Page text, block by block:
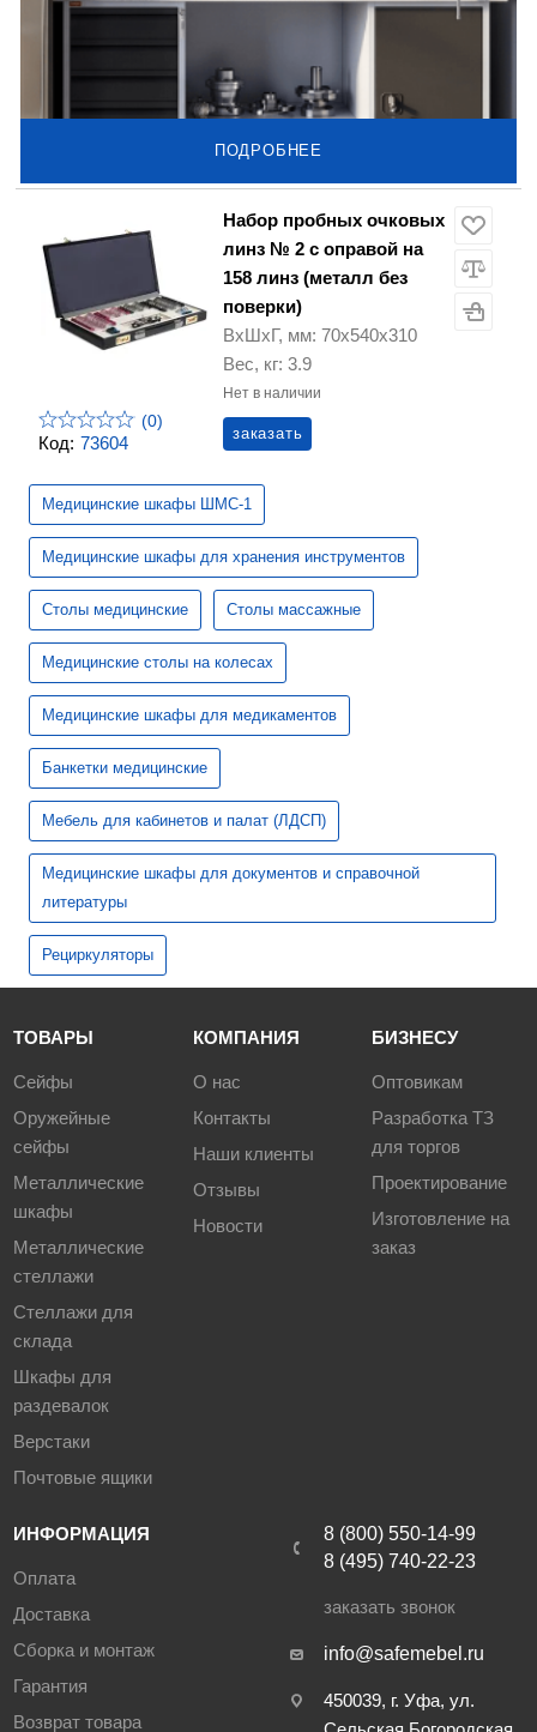
ПОДРОБНЕЕ
Код: 73604
(0)
Набор пробных очковых
линз № 2 с оправой на
158 линз (металл без
поверки)
ВхШхГ, мм: 70х540х310
Вес, кг: 3.9
Нет в наличии
заказать
Медицинские шкафы ШМС-1
Медицинские шкафы для хранения инструментов
Столы медицинские Столы массажные
Медицинские столы на колесах
Медицинские шкафы для медикаментов
Банкетки медицинские
Мебель для кабинетов и палат (ЛДСП)
Медицинские шкафы для документов и справочной
литературы
Рециркуляторы
ТОВАРЫ
Сейфы
Оружейные
сейфы
Металлические
шкафы
Металлические
стеллажи
Стеллажи для
склада
Шкафы для
раздевалок
Верстаки
Почтовые ящики
КОМПАНИЯ
О нас
Контакты
Наши клиенты
Отзывы
Новости
БИЗНЕСУ
Оптовикам
Разработка ТЗ
для торгов
Проектирование
Изготовление на
заказ
ИНФОРМАЦИЯ
Оплата
Доставка
Сборка и монтаж
Гарантия
Возврат товара
8 (800) 550-14-99
8 (495) 740-22-23
заказать звонок
info@safemebel.ru
450039, г. Уфа, ул.